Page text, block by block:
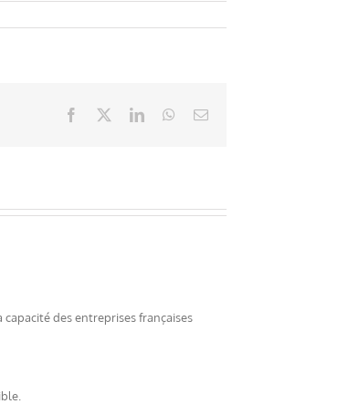
Facebook LinkedInWhatsApp
Email
capacité des entreprises françaises